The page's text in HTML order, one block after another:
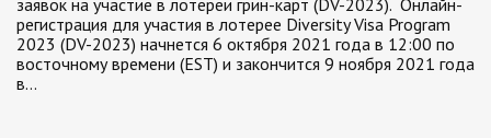
заявок на участие в лотереи грин-карт (DV-2023). Онлайн-
регистрация для участия в лотерее Diversity Visa Program
2023 (DV-2023) начнется 6 октября 2021 года в 12:00 по
восточному времени (EST) и закончится 9 ноября 2021 года
в…